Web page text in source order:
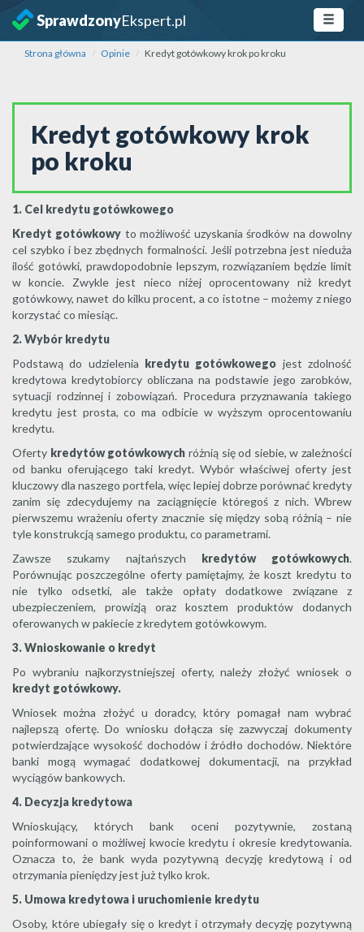
SprawdzonyEkspert.pl
Strona główna Opinie Kredyt gotówkowy krok po kroku
Kredyt gotówkowy krok
po kroku
1. Cel kredytu gotówkowego
Kredyt gotówkowy to możliwość uzyskania środków na dowolny
cel szybko i bez zbędnych formalności. Jeśli potrzebna jest nieduża
ilość gotówki, prawdopodobnie lepszym, rozwiązaniem będzie limit
w koncie. Zwykle jest nieco niżej oprocentowany niż kredyt
gotówkowy, nawet do kilku procent, a co istotne – możemy z niego
korzystać co miesiąc.
2. Wybór kredytu
Podstawą do udzielenia kredytu gotówkowego jest zdolność
kredytowa kredytobiorcy obliczana na podstawie jego zarobków,
sytuacji rodzinnej i zobowiązań. Procedura przyznawania takiego
kredytu jest prosta, co ma odbicie w wyższym oprocentowaniu
kredytu.
Oferty kredytów gotówkowych różnią się od siebie, w zależności
od banku oferującego taki kredyt. Wybór właściwej oferty jest
kluczowy dla naszego portfela, więc lepiej dobrze porównać kredyty
zanim się zdecydujemy na zaciągnięcie któregoś z nich. Wbrew
pierwszemu wrażeniu oferty znacznie się między sobą różnią – nie
tyle konstrukcją samego produktu, co parametrami.
Zawsze szukamy najtańszych kredytów gotówkowych.
Porównując poszczególne oferty pamiętajmy, że koszt kredytu to
nie tylko odsetki, ale także opłaty dodatkowe związane z
ubezpieczeniem, prowizją oraz kosztem produktów dodanych
oferowanych w pakiecie z kredytem gotówkowym.
3. Wnioskowanie o kredyt
Po wybraniu najkorzystniejszej oferty, należy złożyć wniosek o
kredyt gotówkowy.
Wniosek można złożyć u doradcy, który pomagał nam wybrać
najlepszą ofertę. Do wniosku dołącza się zazwyczaj dokumenty
potwierdzające wysokość dochodów i źródło dochodów. Niektóre
banki mogą wymagać dodatkowej dokumentacji, na przykład
wyciągów bankowych.
4. Decyzja kredytowa
Wnioskujący, których bank oceni pozytywnie, zostaną
poinformowani o możliwej kwocie kredytu i okresie kredytowania.
Oznacza to, że bank wyda pozytywną decyzję kredytową i od
otrzymania pieniędzy jest już tylko krok.
5. Umowa kredytowa i uruchomienie kredytu
Osoby, które ubiegały się o kredyt i otrzymały decyzję pozytywną